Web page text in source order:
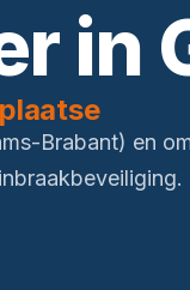
in
Brabant) en